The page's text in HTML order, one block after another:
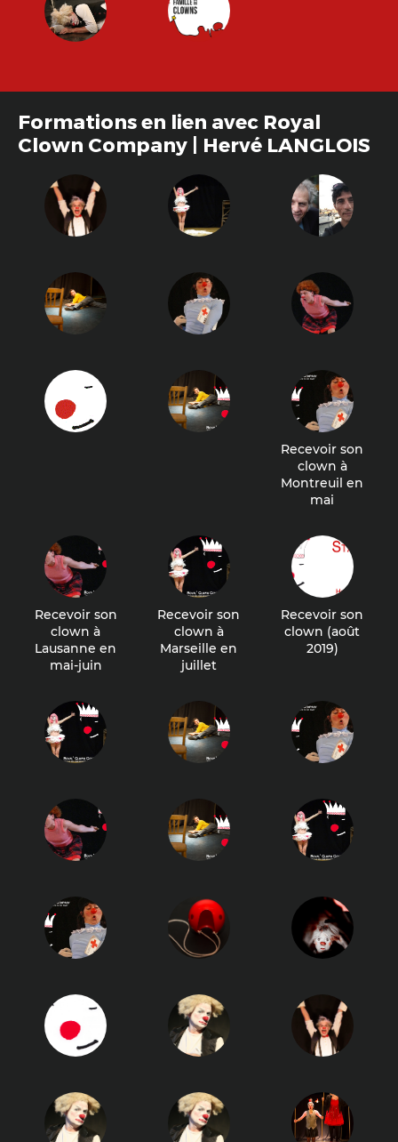
Formations en lien avec Royal
Clown Company | Hervé LANGLOIS
Recevoir son
clown à
Montreuil en
mai
Recevoir son
clown à
Lausanne en
mai-juin
Recevoir son
clown à
Marseille en
juillet
Recevoir son
clown (août
2019)